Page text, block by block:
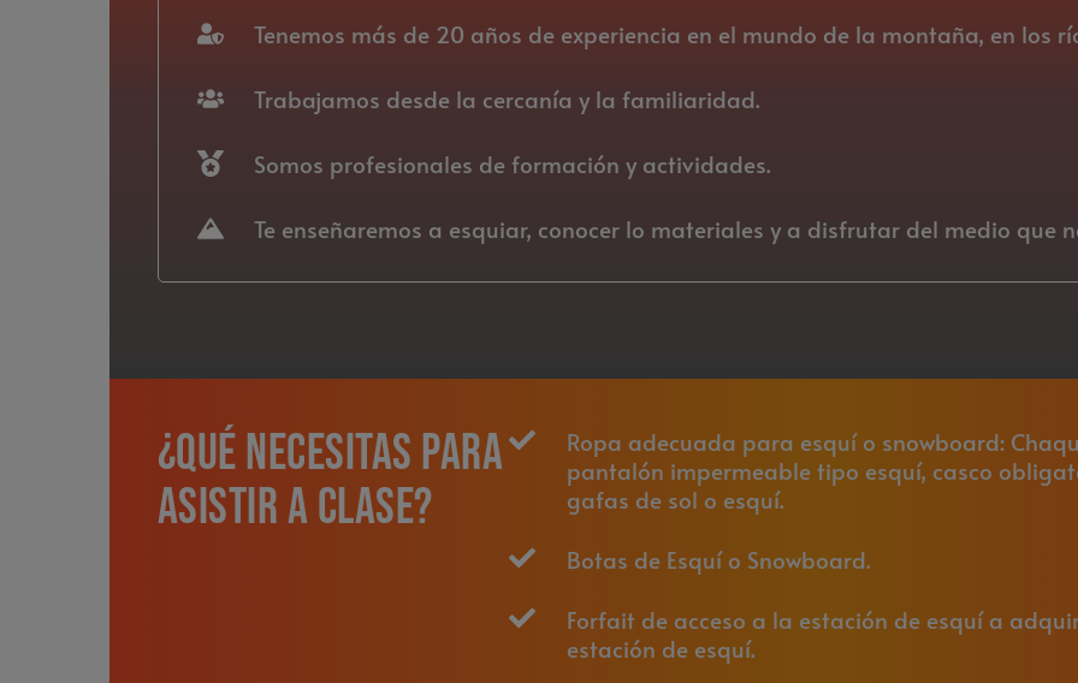
Tenemos más de 20 años de experiencia en el mundo de la montaña, en los
Trabajamos desde la cercanía y la familiaridad.
Somos profesionales de formación y actividades.
Te enseñaremos a esquiar, conocer lo materiales y a disfrutar del medio que
¿Qué necesitas para
asistir a clase?
Ropa adecuada para esquí o snowboard:
pantalón impermeable tipo esquí, casco
gafas de sol o esquí.
Botas de Esquí o Snowboard.
Forfait de acceso a la estación de esquí a
estación de esquí.